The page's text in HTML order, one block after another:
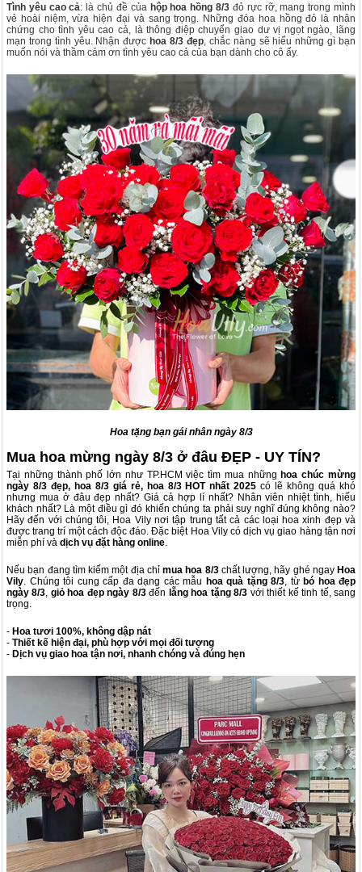
Tình yêu cao cả: là chủ đề của hộp hoa hồng 8/3 đỏ rực rỡ, mang trong mình
vẻ hoài niệm, vừa hiện đại và sang trọng. Những đóa hoa hồng đỏ là nhân
chứng cho tình yêu cao cả, là thông điệp chuyển giao dư vị ngọt ngào, lãng
mạn trong tình yêu. Nhận được hoa 8/3 đẹp, chắc nàng sẽ hiểu những gì bạn
muốn nói và thầm cảm ơn tình yêu cao cả của bạn dành cho cô ấy.
Hoa tặng bạn gái nhân ngày 8/3
Mua hoa mừng ngày 8/3 ở đâu ĐẸP - UY TÍN?
Tại những thành phố lớn như TP.HCM việc tìm mua những hoa chúc mừng
ngày 8/3 đẹp, hoa 8/3 giá rẻ, hoa 8/3 HOT nhất 2025 có lẽ không quá khó
nhưng mua ở đâu đẹp nhất? Giá cả hợp lí nhất? Nhân viên nhiệt tình, hiếu
khách nhất? Là một điều gì đó khiến chúng ta phải suy nghĩ đúng không nào?
Hãy đến với chúng tôi, Hoa Vily nơi tập trung tất cả các loại hoa xinh đẹp và
được trang trí một cách độc đáo. Đặc biệt Hoa Vily có dịch vụ giao hàng tận nơi
miễn phí và dịch vụ đặt hàng online.
Nếu bạn đang tìm kiếm một địa chỉ mua hoa 8/3chất lượng, hãy ghé ngay Hoa
Vily. Chúng tôi cung cấp đa dạng các mẫu hoa quà tặng 8/3, từ bó hoa đẹp
ngày 8/3, giỏ hoa đẹp ngày 8/3đến lẵng hoa tặng 8/3 với thiết kế tinh tế, sang
trọng.
- Hoa tươi 100%, không dập nát
- Thiết kế hiện đại, phù hợp với mọi đối tượng
- Dịch vụ giao hoa tận nơi, nhanh chóng và đúng hẹn